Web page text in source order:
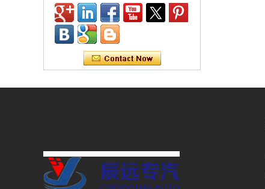
号。它已获得多项国家专利。车辆可以直接将
污水从化粪池分离到舱内进行分离和压缩，
为什么中国每年都会发生很多交通事故？
为什么中国每年都会发生很多交通事故？关于
交通事故，每年都会有许多...
Ø多功能除尘器的操作步骤
3）使用混凝土搅拌机卡车的录音
维护冷藏车辆的几项常见维护措施。
概括：